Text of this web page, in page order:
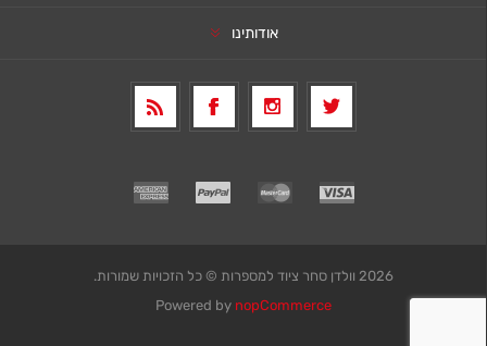
אודותינו
2026 וולדן סחר ציוד למספרות © כל הזכויות שמורות.
Powered by nopCommerce